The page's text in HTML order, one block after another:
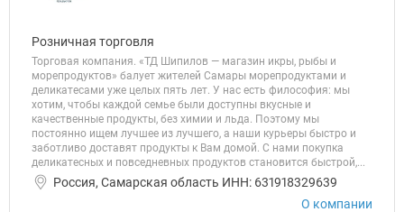
Розничная торговля
Торговая компания. «ТД Шипилов — магазин икры, рыбы и
морепродуктов» балует жителей Самары морепродуктами и
деликатесами уже целых пять лет. У нас есть философия: мы
хотим, чтобы каждой семье были доступны вкусные и
качественные продукты, без химии и льда. Поэтому мы
постоянно ищем лучшее из лучшего, а наши курьеры быстро и
заботливо доставят продукты к Вам домой. С нами покупка
деликатесных и повседневных продуктов становится быстрой,...
Россия, Самарская область ИНН: 631918329639
О компании